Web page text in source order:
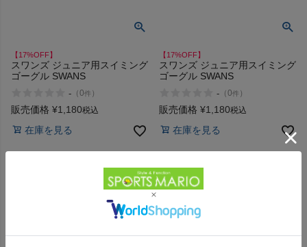
【17%OFF】
スワンズ ジュニア用スイミング
ゴーグル SWANS
- （0件 ）
販売価格 ¥1,180税込
在庫を見る
【17%OFF】
スワンズ ジュニア用スイミング
ゴーグル SWANS
- （0件 ）
販売価格 ¥1,180税込
在庫を見る